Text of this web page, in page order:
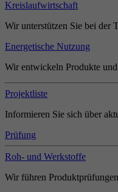
Kreislaufwirtschaft
Wir unterstützen Sie bei der
Energetische Nutzung
Wir entwickeln Produkte
Projektliste
Informieren Sie sich über
Prüfung
Roh- und Werkstoffe
Wir führen